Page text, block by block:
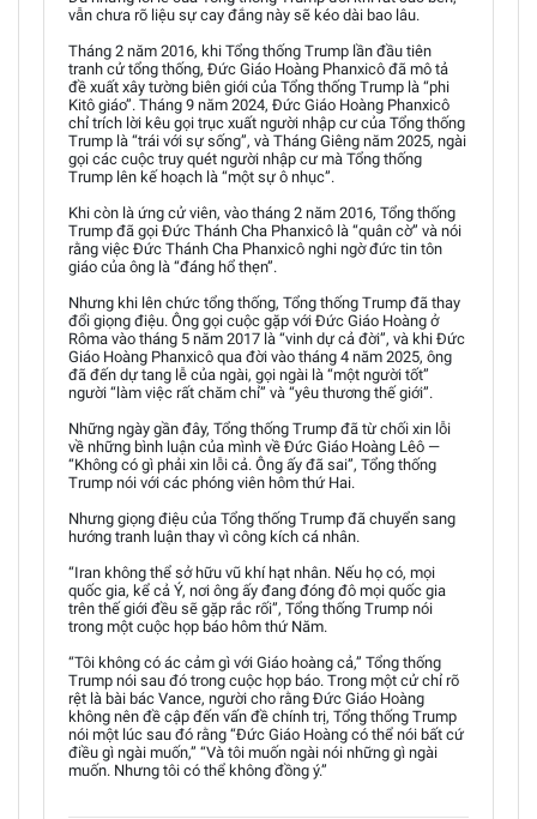
vẫn chưa rõ liệu sự cay đắng này sẽ kéo dài bao lâu.
Tháng 2 năm 2016, khi Tổng thống Trump lần đầu tiên
tranh cử tổng thống, Đức Giáo Hoàng Phanxicô đã mô tả
đề xuất xây tường biên giới của Tổng thống Trump là “phi
Kitô giáo”. Tháng 9 năm 2024, Đức Giáo Hoàng Phanxicô
chỉ trích lời kêu gọi trục xuất người nhập cư của Tổng thống
Trump là “trái với sự sống”, và Tháng Giêng năm 2025, ngài
gọi các cuộc truy quét người nhập cư mà Tổng thống
Trump lên kế hoạch là “một sự ô nhục”.
Khi còn là ứng cử viên, vào tháng 2 năm 2016, Tổng thống
Trump đã gọi Đức Thánh Cha Phanxicô là “quân cờ” và nói
rằng việc Đức Thánh Cha Phanxicô nghi ngờ đức tin tôn
giáo của ông là “đáng hổ thẹn”.
Nhưng khi lên chức tổng thống, Tổng thống Trump đã thay
đổi giọng điệu. Ông gọi cuộc gặp với Đức Giáo Hoàng ở
Rôma vào tháng 5 năm 2017 là “vinh dự cả đời”, và khi Đức
Giáo Hoàng Phanxicô qua đời vào tháng 4 năm 2025, ông
đã đến dự tang lễ của ngài, gọi ngài là “một người tốt”
người “làm việc rất chăm chỉ” và “yêu thương thế giới”.
Những ngày gần đây, Tổng thống Trump đã từ chối xin lỗi
về những bình luận của mình về Đức Giáo Hoàng Lêô —
“Không có gì phải xin lỗi cả. Ông ấy đã sai”, Tổng thống
Trump nói với các phóng viên hôm thứ Hai.
Nhưng giọng điệu của Tổng thống Trump đã chuyển sang
hướng tranh luận thay vì công kích cá nhân.
“Iran không thể sở hữu vũ khí hạt nhân. Nếu họ có, mọi
quốc gia, kể cả Ý, nơi ông ấy đang đóng đô mọi quốc gia
trên thế giới đều sẽ gặp rắc rối”, Tổng thống Trump nói
trong một cuộc họp báo hôm thứ Năm.
“Tôi không có ác cảm gì với Giáo hoàng cả,” Tổng thống
Trump nói sau đó trong cuộc họp báo. Trong một cử chỉ rõ
rệt là bài bác Vance, người cho rằng Đức Giáo Hoàng
không nên đề cập đến vấn đề chính trị, Tổng thống Trump
nói một lúc sau đó rằng “Đức Giáo Hoàng có thể nói bất cứ
điều gì ngài muốn,” “Và tôi muốn ngài nói những gì ngài
muốn. Nhưng tôi có thể không đồng ý.”